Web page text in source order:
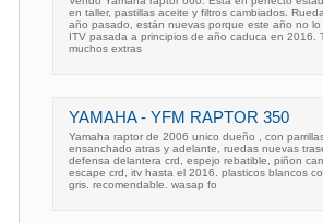
en taller, pastillas aceite y filtros cambiados.
año pasado, están nuevas porque este año no lo
ITV pasada a principios de año caduca en 2016.
muchos extras
YAMAHA - YFM RAPTOR 350
Yamaha raptor de 2006 unico dueño , con parrillas
ensanchado atras y adelante, ruedas nuevas
defensa delantera crd, espejo rebatible, piñon
escape crd, itv hasta el 2016. plasticos blancos
gris. recomendable. wasap fo